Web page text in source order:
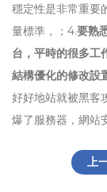
穩定性是非常重要
量標準，；4.要熟
台，平時的很多工
結構優化的修改設
好好地站就被黑客
爆了服務器，網站
上